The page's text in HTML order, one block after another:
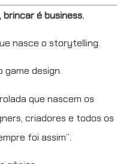
brincar é business.
nasce o storytelling.
game design.
que nascem os
criadores e todos os
foi assim”.